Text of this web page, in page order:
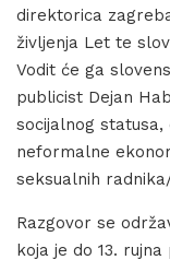
direktorica
življenja Let te
Vodit će ga
publicist Dejan
socijalnog
neformalne
seksualnih
Razgovor se
koja je do 13.